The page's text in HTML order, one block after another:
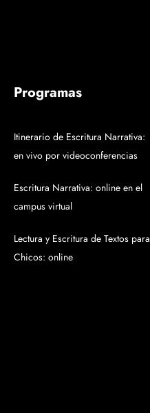
Programas
Itinerario de Escritura Narrativa:
en vivo por videoconferencias
Escritura Narrativa: online en el
campus virtual
Lectura y Escritura de Textos para
Chicos: online